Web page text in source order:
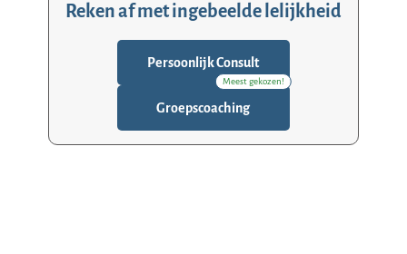
Reken af met ingebeelde lelijkheid
Persoonlijk Consult
Meest gekozen!
Groepscoaching